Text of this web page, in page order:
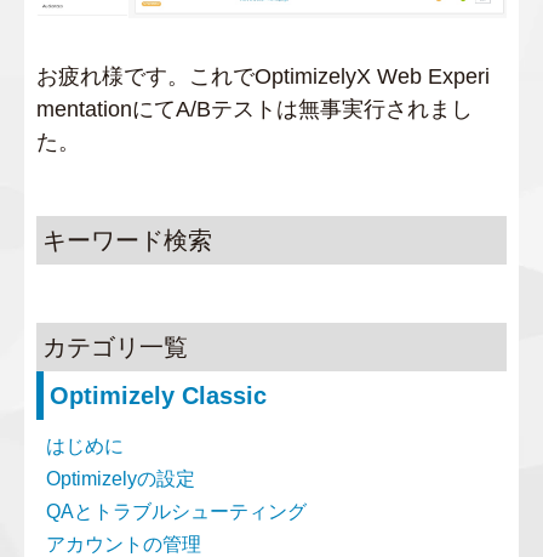
お疲れ様です。これでOptimizelyX Web Experi
mentationにてA/Bテストは無事実行されまし
た。
キーワード検索
カテゴリ一覧
Optimizely Classic
はじめに
Optimizelyの設定
QAとトラブルシューティング
アカウントの管理